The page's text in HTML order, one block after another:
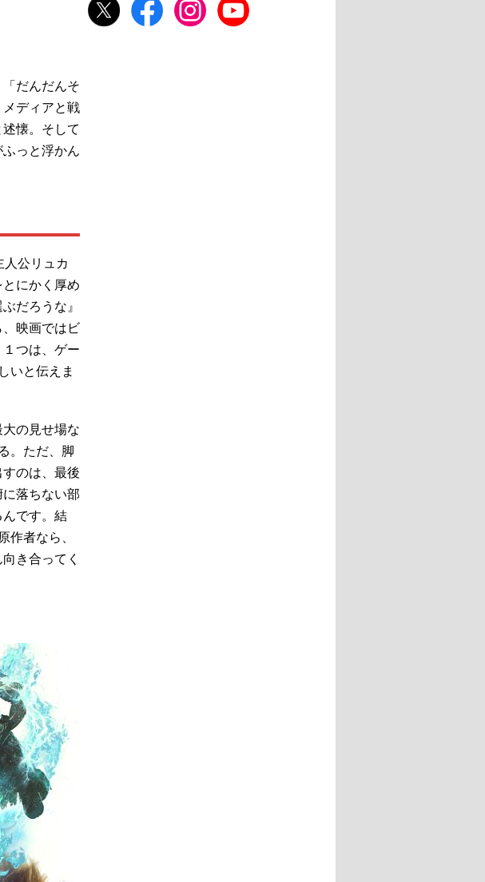
だんだんそ
ディアと戦
懐。そして
っと浮かん
公リュカ
にかく厚め
だろうな』
映画ではビ
つは、ゲー
いと伝えま
の見せ場な
。ただ、脚
のは、最後
落ちない部
です。結
者なら、
き合ってく